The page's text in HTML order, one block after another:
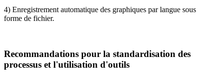
4) Enregistrement automatique des graphiques par langue sous
forme de fichier.
Recommandations pour la standardisation des
processus et l'utilisation d'outils